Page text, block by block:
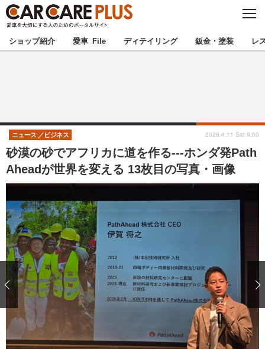
C
S
E
★カーケアプラス認定★ 厳選プロショップを地域から探す
甲信越 北陸
東海 関西
中国 四国
九州
注目の記事
ショップレポート 愛車 File
自動車豆知識 ストップ！不具合修理＆粗悪修理
鈑金・塗装
ディテイリング
ディテイリング 洗車
ヘッドライト磨き コーティング
フィルム・ラッピング
鈑金・塗装
小キズ直し 防錆
特集記事
ストップ 不具合修理＆粗悪修理
カーメーカー「旧車」関連プロジェ
ショップ紹介
ショップ紹介 愛車 File ディテイリング 鈑金・塗装 レ
砂漠の砂でアフリカに道を作る---ホンダ発Path
Aheadが世界を変える 13枚目の写真・画像
ニュース ビジネス 2026.4.11 Sat 9:00